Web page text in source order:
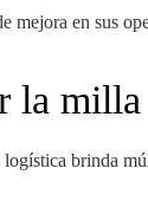
mejora en sus
la
brinda